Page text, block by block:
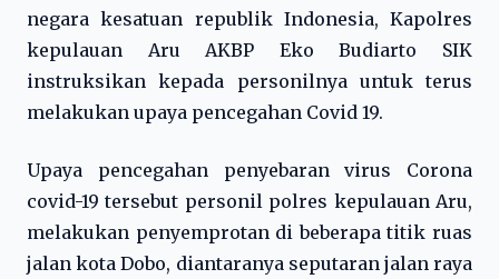
negara kesatuan republik Indonesia, Kapolres
kepulauan Aru AKBP Eko Budiarto SIK
instruksikan kepada personilnya untuk terus
melakukan upaya pencegahan Covid 19.
Upaya pencegahan penyebaran virus Corona
covid-19 tersebut personil polres kepulauan Aru,
melakukan penyemprotan di beberapa titik ruas
jalan kota Dobo, diantaranya seputaran jalan raya